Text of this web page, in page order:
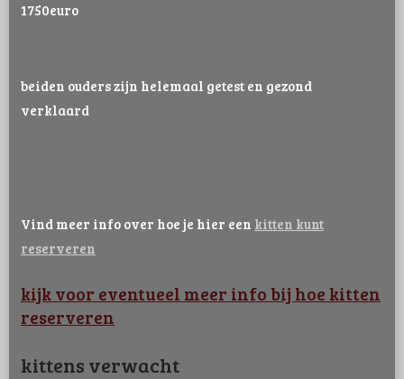
1750euro
beiden ouders zijn helemaal getest en gezond
verklaard
Vind meer info over hoe je hier een kitten kunt
reserveren
kijk voor eventueel meer info bij hoe kitten
reserveren
kittens verwacht